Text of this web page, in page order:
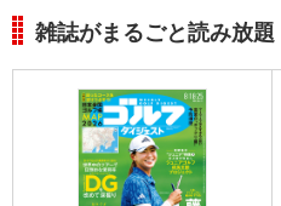
雑誌がまるごと読み放題